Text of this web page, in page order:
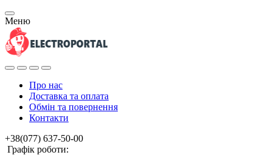
Меню
Про нас
Доставка та оплата
Обмін та повернення
Контакти
+38(077) 637-50-00
Графік роботи: